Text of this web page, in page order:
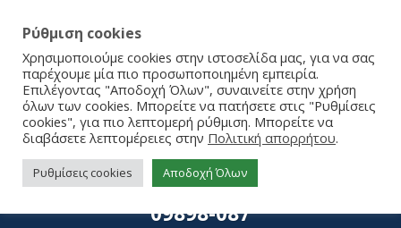
Mayoral Παπούτσια Aγκαλιάς 25-
09898-087
Ρύθμιση cookies
Χρησιμοποιούμε cookies στην ιστοσελίδα μας, για να σας
παρέχουμε μία πιο προσωποποιημένη εμπειρία.
Επιλέγοντας "Αποδοχή Όλων", συναινείτε στην χρήση
όλων των cookies. Μπορείτε να πατήσετε στις "Ρυθμίσεις
cookies", για πιο λεπτομερή ρύθμιση. Μπορείτε να
διαβάσετε λεπτομέρειες στην Πολιτική απορρήτου.
Ρυθμίσεις cookies Αποδοχή Όλων